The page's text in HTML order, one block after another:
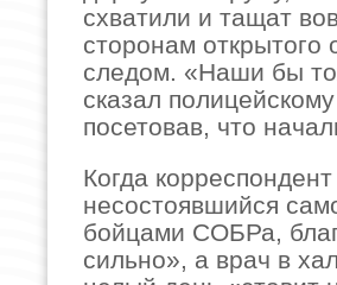
схватили и тащат
сторонам открытого
следом. «Наши бы
сказал
посетовав, что
Когда
несостоявшийся
бойцами СОБРа,
сильно», а врач в